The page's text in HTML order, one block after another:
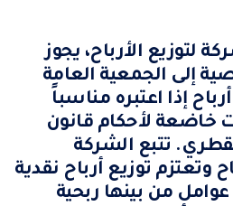
لتوزيع الأرباح، يجوز
إلى الجمعية العامة
إذا اعتبره مناسباً
خاضعة لأحكام قانون
تتبع الشركة
وتعتزم توزيع أرباح نقدية
من بينها ربحية